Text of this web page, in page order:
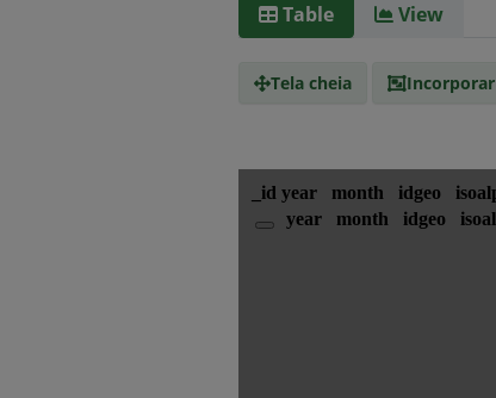
Table View
Tela cheia Incorporar